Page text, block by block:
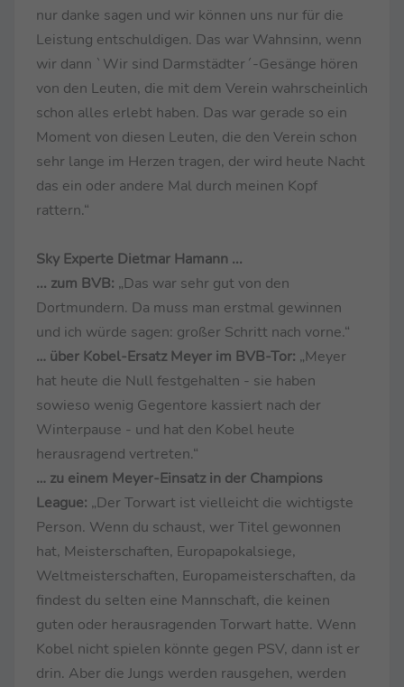
nur danke sagen und wir können uns nur für die
Leistung entschuldigen. Das war Wahnsinn, wenn
wir dann `Wir sind Darmstädter´-Gesänge hören
von den Leuten, die mit dem Verein wahrscheinlich
schon alles erlebt haben. Das war gerade so ein
Moment von diesen Leuten, die den Verein schon
sehr lange im Herzen tragen, der wird heute Nacht
das ein oder andere Mal durch meinen Kopf
rattern.“
Sky Experte Dietmar Hamann ...
... zum BVB: „Das war sehr gut von den
Dortmundern. Da muss man erstmal gewinnen
und ich würde sagen: großer Schritt nach vorne.“
… über Kobel-Ersatz Meyer im BVB-Tor: „Meyer
hat heute die Null festgehalten - sie haben
sowieso wenig Gegentore kassiert nach der
Winterpause - und hat den Kobel heute
herausragend vertreten.“
… zu einem Meyer-Einsatz in der Champions
League: „Der Torwart ist vielleicht die wichtigste
Person. Wenn du schaust, wer Titel gewonnen
hat, Meisterschaften, Europapokalsiege,
Weltmeisterschaften, Europameisterschaften, da
findest du selten eine Mannschaft, die keinen
guten oder herausragenden Torwart hatte. Wenn
Kobel nicht spielen könnte gegen PSV, dann ist er
drin. Aber die Jungs werden rausgehen, werden